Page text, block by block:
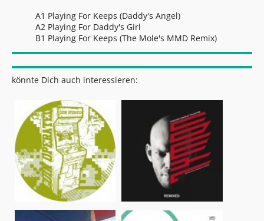
A1 Playing For Keeps (Daddy's Angel)
A2 Playing For Daddy's Girl
B1 Playing For Keeps (The Mole's MMD Remix)
könnte Dich auch interessieren: